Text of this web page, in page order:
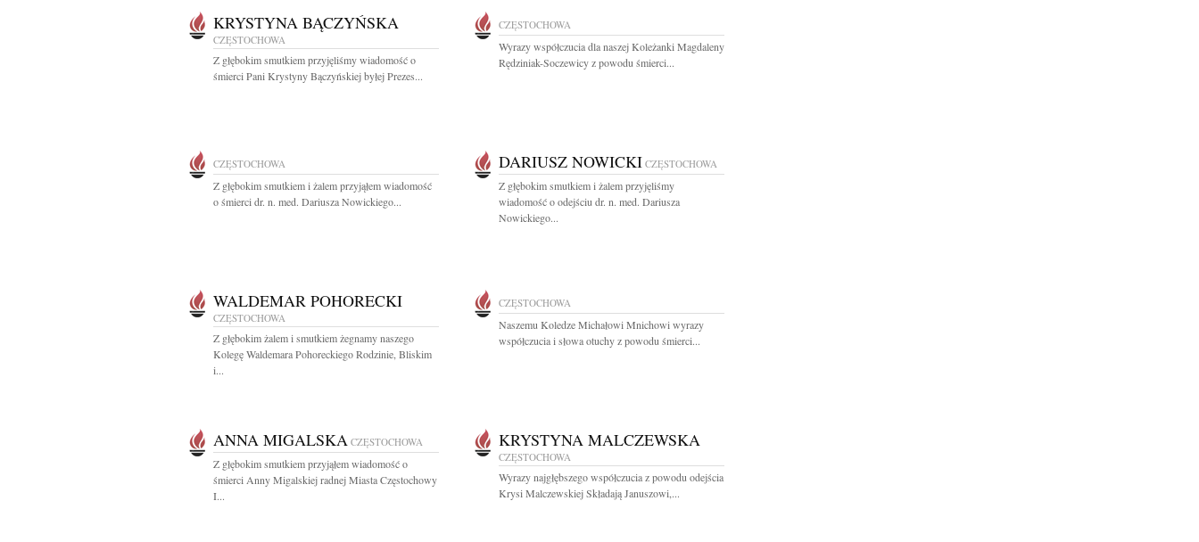
KRYSTYNA BĄCZYŃSKA
CZĘSTOCHOWA
Z głębokim smutkiem przyjęliśmy wiadomość o
śmierci Pani Krystyny Bączyńskiej byłej Prezes...
CZĘSTOCHOWA
Wyrazy współczucia dla naszej Koleżanki Magdaleny
Rędziniak-Soczewicy z powodu śmierci...
CZĘSTOCHOWA
Z głębokim smutkiem i żalem przyjąłem wiadomość
o śmierci dr. n. med. Dariusza Nowickiego...
DARIUSZ NOWICKI CZĘSTOCHOWA
Z głębokim smutkiem i żalem przyjęliśmy
wiadomość o odejściu dr. n. med. Dariusza
Nowickiego...
WALDEMAR POHORECKI
CZĘSTOCHOWA
Z głębokim żalem i smutkiem żegnamy naszego
Kolegę Waldemara Pohoreckiego Rodzinie, Bliskim
i...
CZĘSTOCHOWA
Naszemu Koledze Michałowi Mnichowi wyrazy
współczucia i słowa otuchy z powodu śmierci...
ANNA MIGALSKA CZĘSTOCHOWA
Z głębokim smutkiem przyjąłem wiadomość o
śmierci Anny Migalskiej radnej Miasta Częstochowy
I...
KRYSTYNA MALCZEWSKA
CZĘSTOCHOWA
Wyrazy najgłębszego współczucia z powodu odejścia
Krysi Malczewskiej Składają Januszowi,...